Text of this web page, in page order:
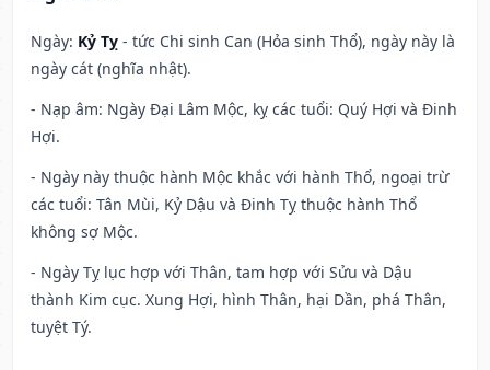
Ngày: Kỷ Tỵ - tức Chi sinh Can (Hỏa sinh Thổ), ngày này là
ngày cát (nghĩa nhật).
- Nạp âm: Ngày Đại Lâm Mộc, kỵ các tuổi: Quý Hợi và Đinh
Hợi.
- Ngày này thuộc hành Mộc khắc với hành Thổ, ngoại trừ
các tuổi: Tân Mùi, Kỷ Dậu và Đinh Tỵ thuộc hành Thổ
không sợ Mộc.
- Ngày Tỵ lục hợp với Thân, tam hợp với Sửu và Dậu
thành Kim cục. Xung Hợi, hình Thân, hại Dần, phá Thân,
tuyệt Tý.